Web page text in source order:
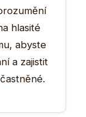
hlasité
abyste
a zajistit